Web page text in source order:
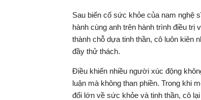
Sau biến cố sức khỏe của nam nghệ
hành cùng anh trên hành trình điều trị
thành chỗ dựa tinh thần, cô luôn kiên
đầy thử thách.
Điều khiến nhiều người xúc động
luận mà không than phiền. Trong khi
đổi lớn về sức khỏe và tinh thần, cô